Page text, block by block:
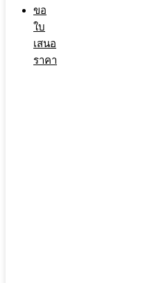
ขอ
ใบ
เสนอ
ราคา